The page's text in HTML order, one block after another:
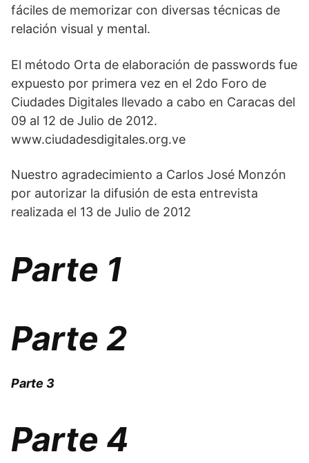
fáciles de memorizar con diversas técnicas de
relación visual y mental.
El método Orta de elaboración de passwords fue
expuesto por primera vez en el 2do Foro de
Ciudades Digitales llevado a cabo en Caracas del
09 al 12 de Julio de 2012.
www.ciudadesdigitales.org.ve
Nuestro agradecimiento a Carlos José Monzón
por autorizar la difusión de esta entrevista
realizada el 13 de Julio de 2012
Parte 1
Parte 2
Parte 3
Parte 4